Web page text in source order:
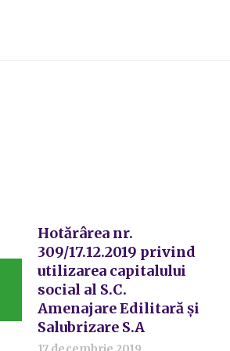
Hotărârea nr.
309/17.12.2019 privind
utilizarea capitalului
social al S.C.
Amenajare Edilitară și
Salubrizare S.A